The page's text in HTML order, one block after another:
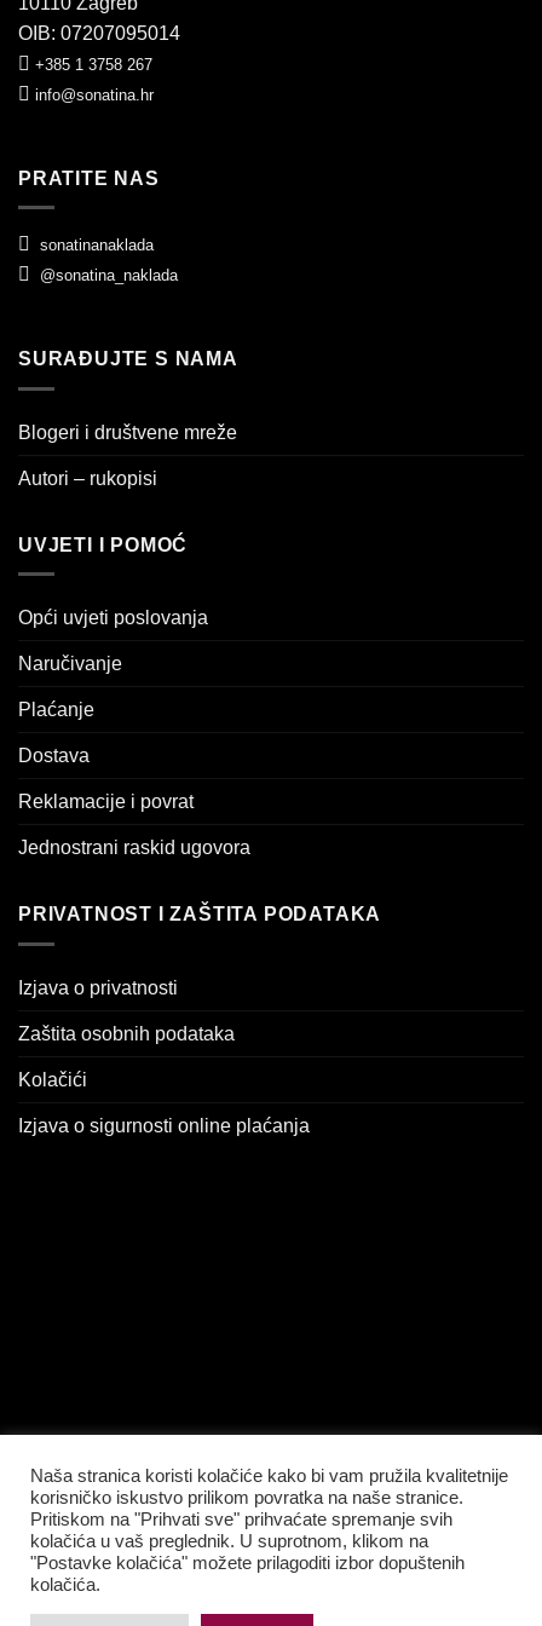
OIB: 07207095014
+385 1 3758 267
info@sonatina.hr
PRATITE NAS
sonatinanaklada
@sonatina_naklada
SURAĐUJTE S NAMA
Blogeri i društvene mreže
Autori – rukopisi
UVJETI I POMOĆ
Opći uvjeti poslovanja
Naručivanje
Plaćanje
Dostava
Reklamacije i povrat
Jednostrani raskid ugovora
PRIVATNOST I ZAŠTITA PODATAKA
Izjava o privatnosti
Zaštita osobnih podataka
Kolačići
Izjava o sigurnosti online plaćanja
Naša stranica koristi kolačiće kako bi vam pružila kvalitetnije
korisničko iskustvo prilikom povratka na naše stranice.
Pritiskom na "Prihvati sve" prihvaćate spremanje svih
kolačića u vaš preglednik. U suprotnom, klikom na
"Postavke kolačića" možete prilagoditi izbor dopuštenih
kolačića.